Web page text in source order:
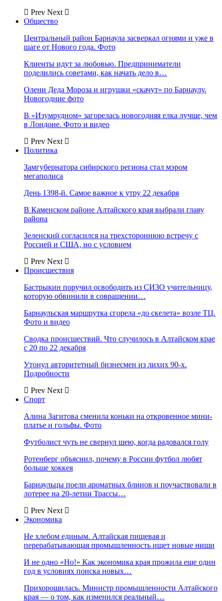
Prev Next
Общество
Центральный район Барнаула засверкал огнями и уже в
шаге от Нового года. Фото
Клиенты идут за любовью. Предприниматели
поделились советами, как начать дело в…
Олени Деда Мороза и игрушки «скачут» по Барнаулу.
Новогодние фото
В «Изумрудном» загорелась новогодняя елка лучше, чем
в Лондоне. Фото и видео
Prev Next
Политика
Замгубернатора сибирского региона стал мэром
мегаполиса
День 1398-й. Самое важное к утру 22 декабря
В Каменском районе Алтайского края выбрали главу
района
Зеленский согласился на трехстороннюю встречу с
Россией и США, но с условием
Prev Next
Происшествия
Бастрыкин поручил освободить из СИЗО учительницу,
которую обвинили в совращении…
Барнаульская маршрутка сгорела «до скелета» возле ТЦ.
Фото и видео
Сводка происшествий. Что случилось в Алтайском крае
с 20 по 22 декабря
Утонул авторитетный бизнесмен из лихих 90-х.
Подробности
Prev Next
Спорт
Алина Загитова сменила коньки на откровенное мини-
платье и гольфы. Фото
Футболист чуть не свернул шею, когда радовался голу
Ротенберг объяснил, почему в России футбол любят
больше хоккея
Барнаульцы поели ароматных блинов и поучаствовали в
лотерее на 20-летии Трассы…
Prev Next
Экономика
Не хлебом единым. Алтайская пищевая и
перерабатывающая промышленность ищет новые ниши
И не одно «Но!» Как экономика края прожила еще один
год в условиях поиска новых…
Прихорошилась. Министр промышленности Алтайского
края — о том, как изменился реальный…